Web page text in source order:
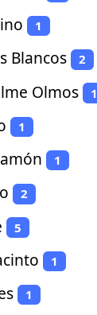
1
Blancos 2
Olmos 1
1
1
2
5
1
1